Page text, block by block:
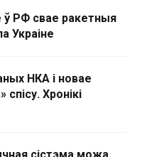
ў РФ свае ракетныя
Украіне
НКА і новае
Хронікі